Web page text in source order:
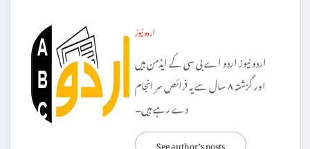
اردو نیوز
اردو نیوز اردو اے بی سی کے ایڈمن ہیں
اور گزشتہ ۸ سال سے یہ فرائص سر انجام
دے رہے ہیں۔
See author's posts